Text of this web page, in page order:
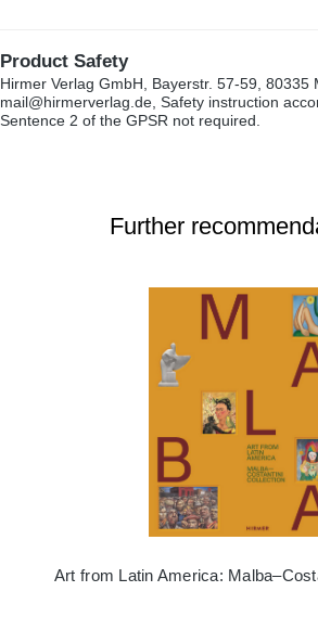
Product Safety
Hirmer Verlag GmbH, Bayerstr. 57-59, 80335
mail@hirmerverlag.de, Safety instruction
Sentence 2 of the GPSR not required.
Further
Art from Latin America: